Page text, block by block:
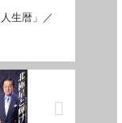
生暦」／